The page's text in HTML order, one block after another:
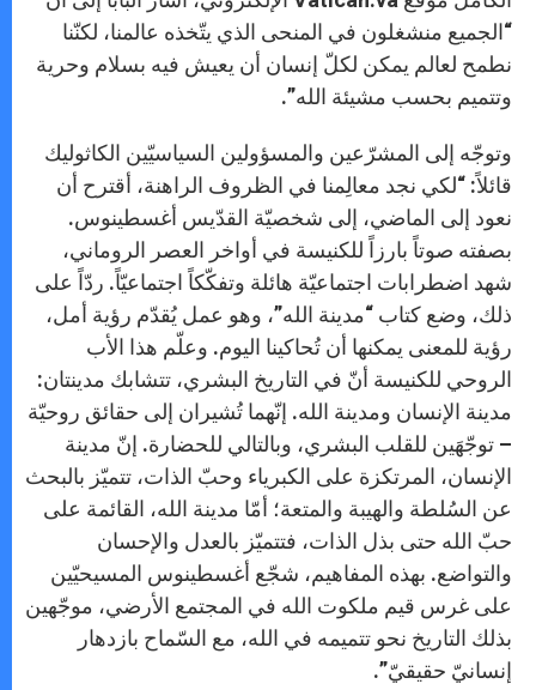
“الجميع منشغلون في المنحى الذي يتّخذه عالمنا، لكنّنا
نطمح لعالم يمكن لكلّ إنسان أن يعيش فيه بسلام وحرية
وتتميم بحسب مشيئة الله”.
وتوجّه إلى المشرّعين والمسؤولين السياسيّين الكاثوليك
قائلاً: “لكي نجد معالِمنا في الظروف الراهنة، أقترح أن
نعود إلى الماضي، إلى شخصيّة القدّيس أغسطينوس.
بصفته صوتاً بارزاً للكنيسة في أواخر العصر الروماني،
شهد اضطرابات اجتماعيّة هائلة وتفكّكاً اجتماعيّاً. ردّاً على
ذلك، وضع كتاب “مدينة الله”، وهو عمل يُقدّم رؤية أمل،
رؤية للمعنى يمكنها أن تُحاكينا اليوم. وعلّم هذا الأب
الروحي للكنيسة أنّ في التاريخ البشري، تتشابك مدينتان:
مدينة الإنسان ومدينة الله. إنّهما تُشيران إلى حقائق روحيّة
– توجّهَين للقلب البشري، وبالتالي للحضارة. إنّ مدينة
الإنسان، المرتكزة على الكبرياء وحبّ الذات، تتميّز بالبحث
عن السُلطة والهيبة والمتعة؛ أمّا مدينة الله، القائمة على
حبّ الله حتى بذل الذات، فتتميّز بالعدل والإحسان
والتواضع. بهذه المفاهيم، شجّع أغسطينوس المسيحيّين
على غرس قيم ملكوت الله في المجتمع الأرضي، موجّهين
بذلك التاريخ نحو تتميمه في الله، مع السّماح بازدهار
إنسانيّ حقيقيّ”.